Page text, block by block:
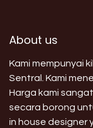
About us
Kami mempunyai
Sentral. Kami
Harga kami
secara borong
in house designer